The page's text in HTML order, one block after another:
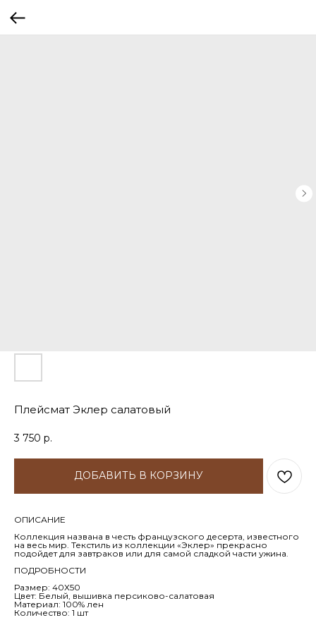
Плейсмат Эклер салатовый
3 750 р.
ДОБАВИТЬ В КОРЗИНУ
ОПИСАНИЕ
Коллекция названа в честь французского десерта, известного
на весь мир. Текстиль из коллекции «Эклер» прекрасно
подойдет для завтраков или для самой сладкой части ужина.
ПОДРОБНОСТИ
Размер: 40Х50
Цвет: Белый, вышивка персиково-салатовая
Материал: 100% лен
Количество: 1 шт